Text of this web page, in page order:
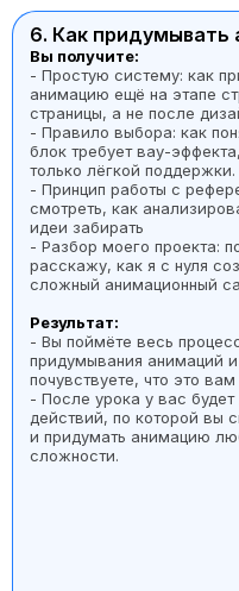
6. Как придумывать
Вы получите:
- Простую систему: как
анимацию ещё на этапе
страницы, а не после
- Правило выбора: как
блок требует вау-
только лёгкой поддержки.
- Принцип работы с
смотреть, как
идеи забирать
- Разбор моего проекта:
расскажу, как я с нуля
сложный анимационный
Результат:
- Вы поймёте весь
придумывания анимаций и
почувствуете, что это
- После урока у вас
действий, по которой вы
и придумать анимацию
сложности.